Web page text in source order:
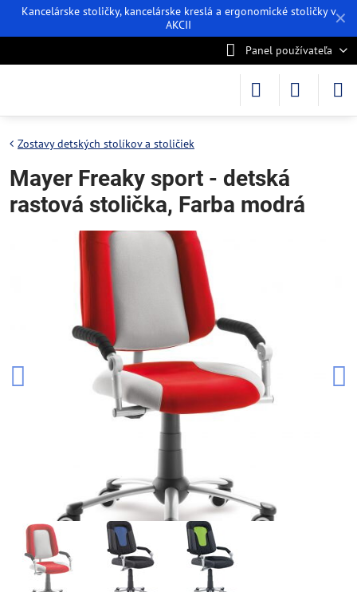
✕
Kancelárske stoličky, kancelárske kreslá a ergonomické stoličky v
AKCII
Panel používateľa
Zostavy detských stolíkov a stoličiek
Mayer Freaky sport - detská
rastová stolička, Farba modrá